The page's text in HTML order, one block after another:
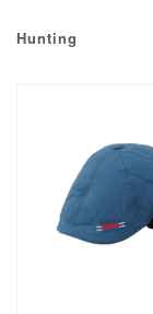
Hunting